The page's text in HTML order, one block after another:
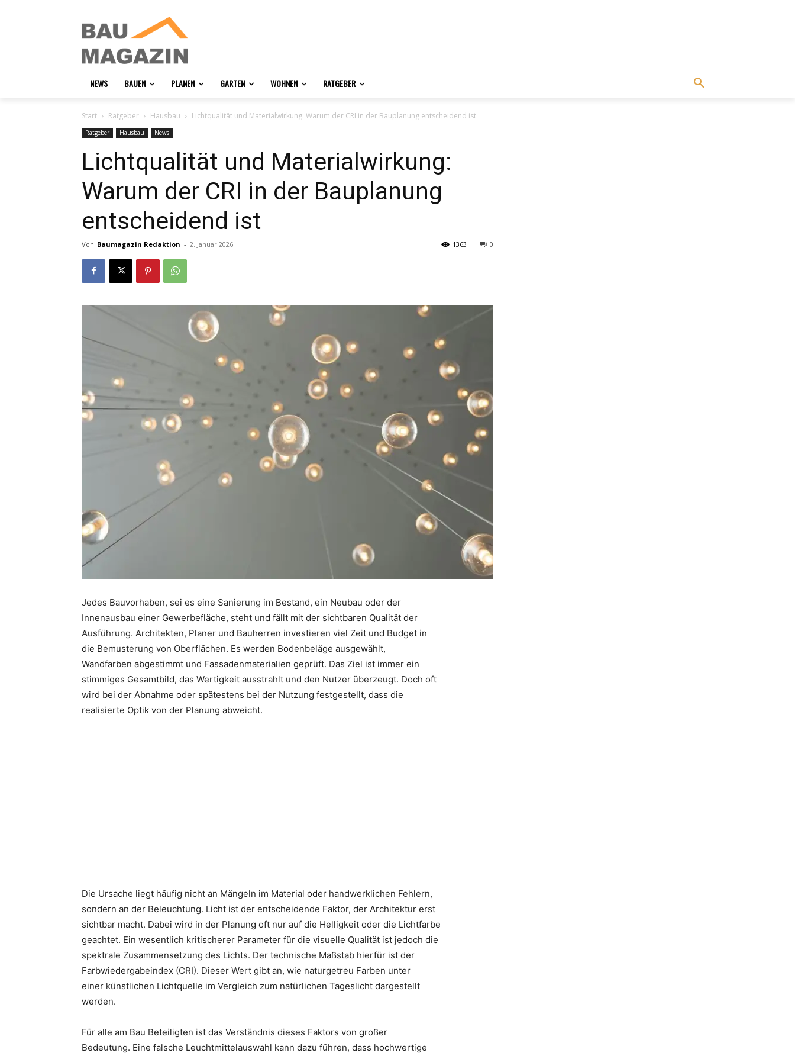
NEWS BAUEN PLANEN GARTEN WOHNEN RATGEBER
Start Ratgeber Hausbau Lichtqualität und Materialwirkung: Warum der CRI in der Bauplanung entscheidend ist
Ratgeber Hausbau News
Lichtqualität und Materialwirkung:
Warum der CRI in der Bauplanung
entscheidend ist
Von Baumagazin Redaktion - 2. Januar 2026 0
1363
Jedes Bauvorhaben, sei es eine Sanierung im Bestand, ein Neubau oder der
Innenausbau einer Gewerbefläche, steht und fällt mit der sichtbaren Qualität der
Ausführung. Architekten, Planer und Bauherren investieren viel Zeit und Budget in
die Bemusterung von Oberflächen. Es werden Bodenbeläge ausgewählt,
Wandfarben abgestimmt und Fassadenmaterialien geprüft. Das Ziel ist immer ein
stimmiges Gesamtbild, das Wertigkeit ausstrahlt und den Nutzer überzeugt. Doch oft
wird bei der Abnahme oder spätestens bei der Nutzung festgestellt, dass die
realisierte Optik von der Planung abweicht.
Die Ursache liegt häufig nicht an Mängeln im Material oder handwerklichen Fehlern,
sondern an der Beleuchtung. Licht ist der entscheidende Faktor, der Architektur erst
sichtbar macht. Dabei wird in der Planung oft nur auf die Helligkeit oder die Lichtfarbe
geachtet. Ein wesentlich kritischerer Parameter für die visuelle Qualität ist jedoch die
spektrale Zusammensetzung des Lichts. Der technische Maßstab hierfür ist der
Farbwiedergabeindex (CRI). Dieser Wert gibt an, wie naturgetreu Farben unter
einer künstlichen Lichtquelle im Vergleich zum natürlichen Tageslicht dargestellt
werden.
Für alle am Bau Beteiligten ist das Verständnis dieses Faktors von großer
Bedeutung. Eine falsche Leuchtmittelauswahl kann dazu führen, dass hochwertige